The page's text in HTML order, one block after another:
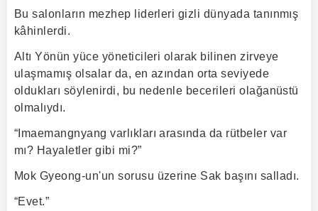
Bu salonların mezhep liderleri gizli dünyada tanınmış
kâhinlerdi.
Altı Yönün yüce yöneticileri olarak bilinen zirveye
ulaşmamış olsalar da, en azından orta seviyede
oldukları söylenirdi, bu nedenle becerileri olağanüstü
olmalıydı.
“Imaemangnyang varlıkları arasında da rütbeler var
mı? Hayaletler gibi mi?”
Mok Gyeong-un'un sorusu üzerine Sak başını salladı.
“Evet.”